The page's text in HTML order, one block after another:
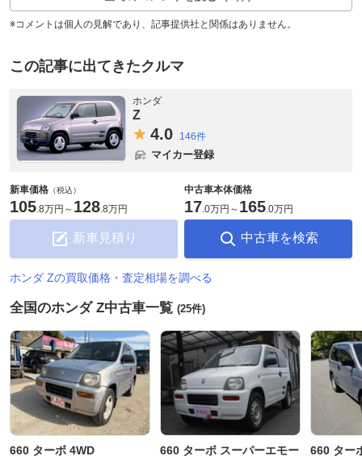
※コメントは個人の見解であり、記事提供社と関係はありません。
この記事に出てきたクルマ
ホンダ
Z
4.0 146件
マイカー登録
新車価格 （税込）
105.8万円 ～ 128.8万円
新車見積り
中古車本体価格
17.0万円 ～ 165.0万円
中古車を検索
ホンダ Zの買取価格・査定相場を調べる
全国のホンダ Z中古車一覧 (25件)
660 ターボ 4WD
660 ターボ スーパーエモー
660 ター